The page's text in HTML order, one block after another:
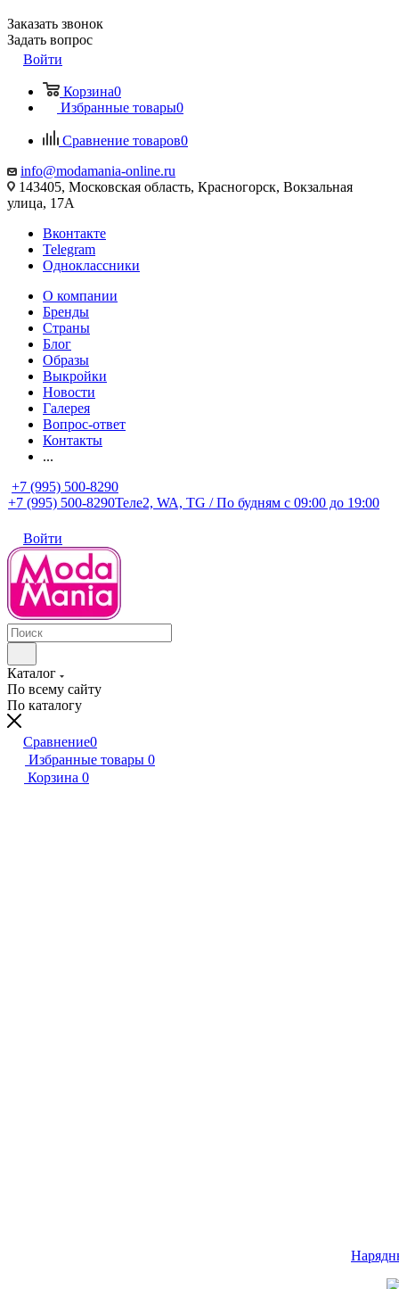
Заказать звонок
Задать вопрос
Войти
Корзина0
Избранные товары0
Сравнение товаров0
info@modamania-online.ru
143405, Московская область, Красногорск, Вокзальная
улица, 17А
Вконтакте
Telegram
Одноклассники
О компании
Бренды
Страны
Блог
Образы
Выкройки
Новости
Галерея
Вопрос-ответ
Контакты
...
+7 (995) 500-8290
+7 (995) 500-8290Теле2, WA, TG / По будням c 09:00 до 19:00
Войти
Каталог
По всему сайту
По каталогу
Сравнение0
Избранные товары 0
Корзина 0